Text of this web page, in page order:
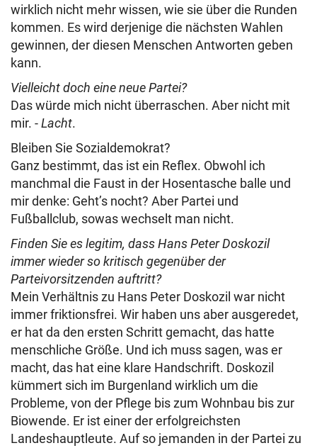
wirklich nicht mehr wissen, wie sie über die Runden
kommen. Es wird derjenige die nächsten Wahlen
gewinnen, der diesen Menschen Antworten geben
kann.
Vielleicht doch eine neue Partei?
Das würde mich nicht überraschen. Aber nicht mit
mir. -Lacht.
Bleiben Sie Sozialdemokrat?
Ganz bestimmt, das ist ein Reflex. Obwohl ich
manchmal die Faust in der Hosentasche balle und
mir denke: Geht’s nocht? Aber Partei und
Fußballclub, sowas wechselt man nicht.
Finden Sie es legitim, dass Hans Peter Doskozil
immer wieder so kritisch gegenüber der
Parteivorsitzenden auftritt?
Mein Verhältnis zu Hans Peter Doskozil war nicht
immer friktionsfrei. Wir haben uns aber ausgeredet,
er hat da den ersten Schritt gemacht, das hatte
menschliche Größe. Und ich muss sagen, was er
macht, das hat eine klare Handschrift. Doskozil
kümmert sich im Burgenland wirklich um die
Probleme, von der Pflege bis zum Wohnbau bis zur
Biowende. Er ist einer der erfolgreichsten
Landeshauptleute. Auf so jemanden in der Partei zu